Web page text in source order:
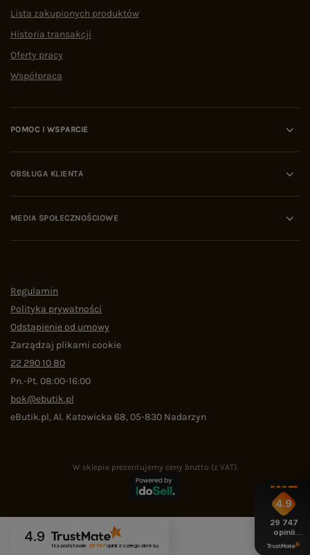
Lista zakupionych produktów
Historia transakcji
Oferty pracy
Współpraca
POMOC I WSPARCIE
OBSŁUGA KLIENTA
MEDIA SPOŁECZNOŚCIOWE
Regulamin
Polityka prywatności
Odstąpienie od umowy
Zarządzaj plikami cookie
22 290 10 80
Pn.-Pt. 08:00-16:00
bok@ebutik.pl
eButik.pl,Al. Katowicka 68,05-830 Nadarzyn
W sklepie prezentujemy ceny brutto (z VAT).
4.9
Na podstawie 29 747opinii z całego okresu
4.9
29 747
opinii
z całego